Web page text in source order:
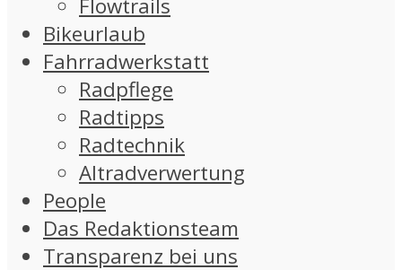
Bikeurlaub
Fahrradwerkstatt
Radpflege
Radtipps
Radtechnik
Altradverwertung
People
Das Redaktionsteam
Transparenz bei uns